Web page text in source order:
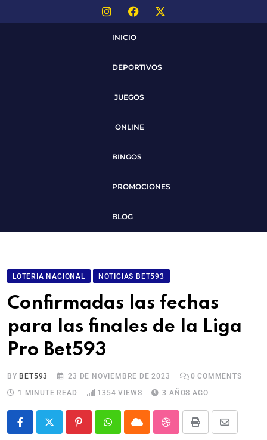
INICIO
DEPORTIVOS
JUEGOS
ONLINE
BINGOS
PROMOCIONES
BLOG
LOTERIA NACIONAL NOTICIAS BET593
Confirmadas las fechas
para las finales de la Liga
Pro Bet593
BY BET593 23 DE NOVIEMBRE DE 2023 0 COMMENTS
1 MINUTE READ
1354 VIEWS 3 AÑOS AGO